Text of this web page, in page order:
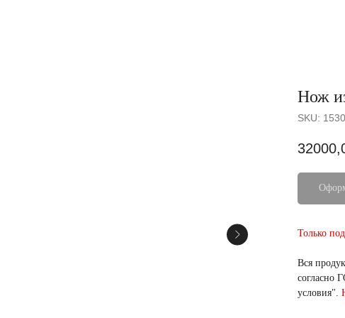
Нож
SKU:
Только под
Вся
согласно
условия".